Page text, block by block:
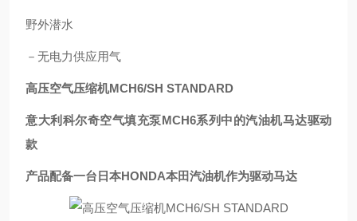
野外潜水
－无电力供应用气
高压空气压缩机MCH6/SH STANDARD
意大利科尔奇空气填充泵MCH6系列中的汽油机马达驱动
款
产品配备一台日本HONDA本田汽油机作为驱动马达